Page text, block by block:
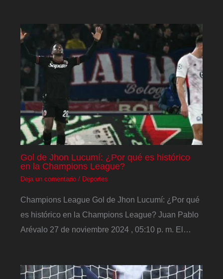
Gol de Jhon Lucumí: ¿Por qué es histórico
en la Champions League?
Deja un comentario / Deportes
Champions League Gol de Jhon Lucumí: ¿Por qué
es histórico en la Champions League? Juan Pablo
Arévalo 27 de noviembre 2024 , 05:10 p. m. El…